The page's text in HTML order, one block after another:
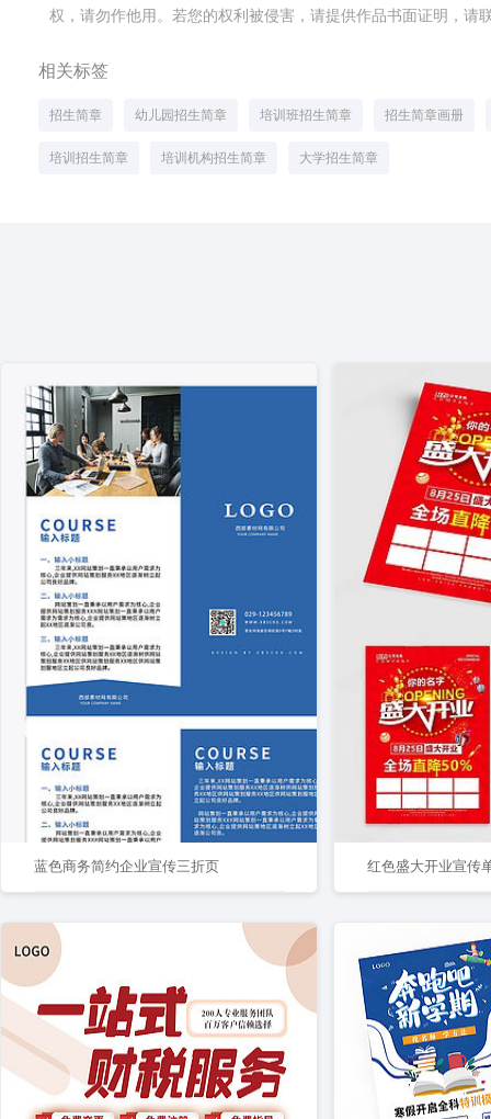
权，请勿作他用。若您的权利被侵害，请提供作品书面证明，请
相关标签
招生简章 幼儿园招生简章 培训班招生简章 招生简章画册
培训招生简章 培训机构招生简章 大学招生简章
蓝色商务简约企业宣传三折页 红色盛大开业宣传